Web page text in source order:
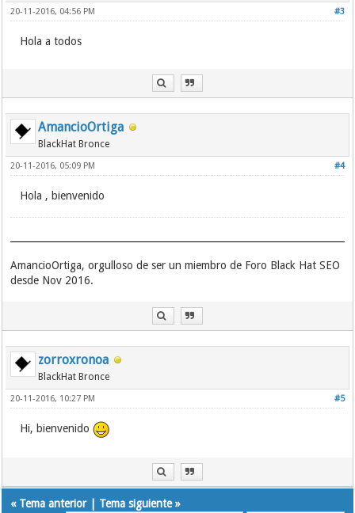
#3
20-11-2016, 04:56 PM
Hola a todos
AmancioOrtiga
BlackHat Bronce
#4
20-11-2016, 05:09 PM
Hola , bienvenido
AmancioOrtiga, orgulloso de ser un miembro de Foro Black Hat SEO
desde Nov 2016.
zorroxronoa
BlackHat Bronce
#5
20-11-2016, 10:27 PM
Hi, bienvenido
« Tema anterior| Tema siguiente»